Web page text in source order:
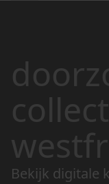
Bekijk digitale